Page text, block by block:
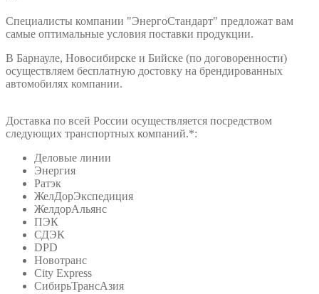
Специалисты компании "ЭнергоСтандарт" предложат вам
самые оптимальные условия поставки продукции.
В Барнауле, Новосибирске и Бийске (по договоренности)
осуществляем бесплатную достовку на брендированных
автомобилях компании.
Доставка по всей России осуществляется посредством
следующих транспортных компаний.*:
Деловые линии
Энергия
Ратэк
ЖелДорЭкспедиция
ЖелдорАльянс
ПЭК
СДЭК
DPD
Новотранс
City Express
СибирьТрансАзия